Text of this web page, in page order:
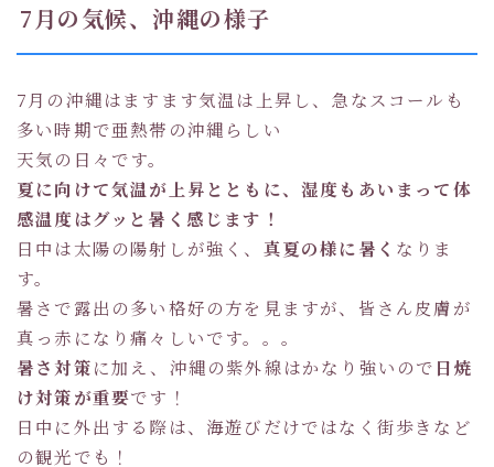
7月の気候、沖縄の様子
7月の沖縄はますます気温は上昇し、急なスコールも
多い時期で亜熱帯の沖縄らしい
天気の日々です。
夏に向けて気温が上昇とともに、湿度もあいまって体
感温度はグッと暑く感じます！
日中は太陽の陽射しが強く、 真夏の様に暑く なりま
す。
暑さで露出の多い格好の方を見ますが、皆さん皮膚が
真っ赤になり痛々しいです。。。
暑さ対策に加え、沖縄の紫外線はかなり強いので 日焼
け対策が重要です！
日中に外出する際は、海遊びだけではなく街歩きなど
の観光でも！